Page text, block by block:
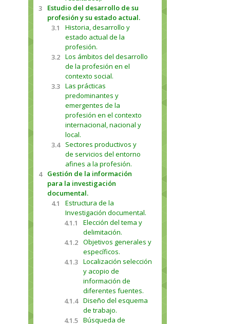
3
Estudio del desarrollo de su
profesión y su estado actual.
3.1
Historia, desarrollo y
estado actual de la
profesión.
3.2 Los ámbitos del desarrollo
de la profesión en el
contexto social.
3.3 Las prácticas
predominantes y
emergentes de la
profesión en el contexto
internacional, nacional y
local.
3.4
Sectores productivos y
de servicios del entorno
afines a la profesión.
4
Gestión de la información
para la investigación
documental.
4.1
Estructura de la
Investigación documental.
4.1.1
Elección del tema y
delimitación.
4.1.2 Objetivos generales y
específicos.
4.1.3 Localización selección
y acopio de
información de
diferentes fuentes.
4.1.4 Diseño del esquema
de trabajo.
4.1.5 Búsqueda de